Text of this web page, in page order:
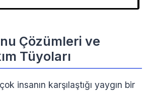
Çözümleri ve
Tüyoları
insanın karşılaştığı yaygın bir